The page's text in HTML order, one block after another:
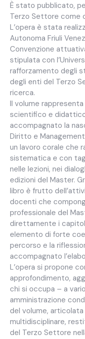
È stato pubblicato,
Terzo Settore come
L’opera è stata
Autonoma Friuli
Convenzione
stipulata con
rafforzamento degli
degli enti del Terzo
ricerca.
Il volume
scientifico e
accompagnato la
Diritto e
un lavoro corale che
sistematica e con
nelle lezioni, nei
edizioni del Master.
libro è frutto
docenti che
professionale del
direttamente i
elemento di forte
percorso e la
accompagnato
L’opera si propone
approfondimento,
chi si occupa – a
amministrazione
del volume,
multidisciplinare,
del Terzo Settore